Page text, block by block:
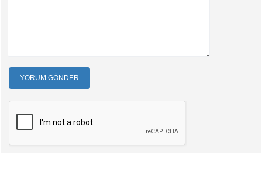
YORUM GÖNDER